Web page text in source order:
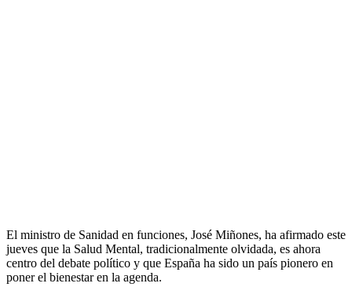
El ministro de Sanidad en funciones, José Miñones, ha afirmado este
jueves que la Salud Mental, tradicionalmente olvidada, es ahora
centro del debate político y que España ha sido un país pionero en
poner el bienestar en la agenda.